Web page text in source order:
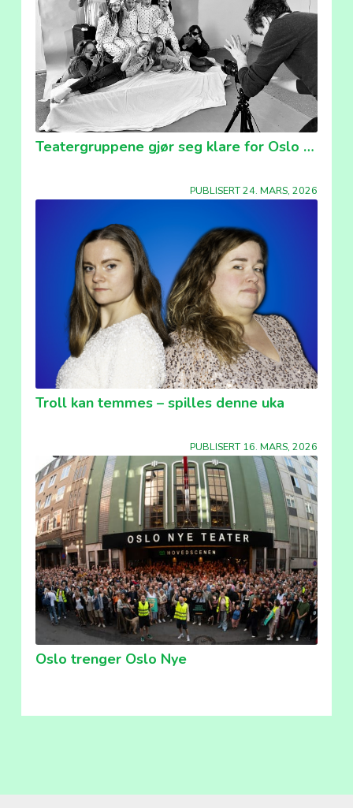
Teatergruppene gjør seg klare for Oslo Ung
PUBLISERT 24. MARS, 2026
Troll kan temmes – spilles denne uka
PUBLISERT 16. MARS, 2026
Oslo trenger Oslo Nye